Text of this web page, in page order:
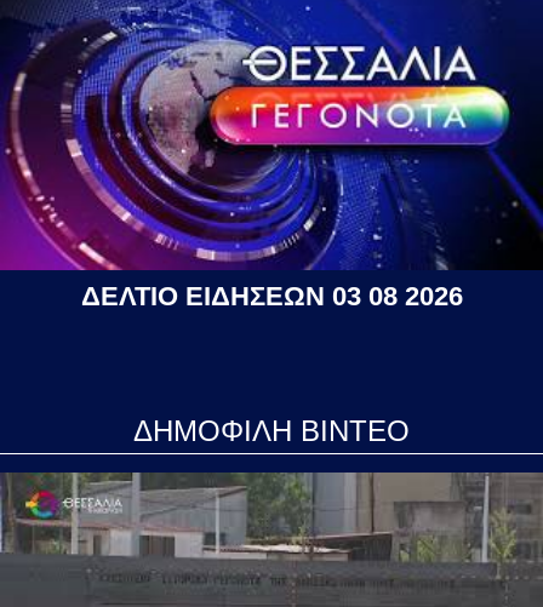
ΔΕΛΤΙΟ ΕΙΔΗΣΕΩΝ 03 08 2026
ΔΗΜΟΦΙΛΗ ΒΙΝΤΕΟ